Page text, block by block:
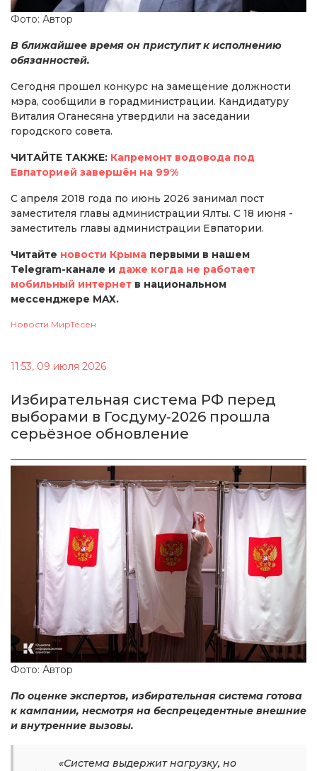
Фото: Автор
В ближайшее время он приступит к исполнению
обязанностей.
Сегодня прошел конкурс на замещение должности
мэра, сообщили в горадминистрации. Кандидатуру
Виталия Оганесяна утвердили на заседании
городского совета.
ЧИТАЙТЕ ТАКЖЕ: Капремонт водовода под
Евпаторией завершён на 99%
С апреля 2018 года по июнь 2026 занимал пост
заместителя главы администрации Ялты. С 18 июня -
заместитель главы администрации Евпатории.
Читайте новости Крыма первыми в нашем
Telegram-канале и даже когда не работает
мобильный интернет в национальном
мессенджере MAX.
Новости МирТесен
11:53, 09 июля 2026
Избирательная система РФ перед
выборами в Госдуму‑2026 прошла
серьёзное обновление
Фото: Автор
По оценке экспертов, избирательная система готова
к кампании, несмотря на беспрецедентные внешние
и внутренние вызовы.
«Система выдержит нагрузку, но